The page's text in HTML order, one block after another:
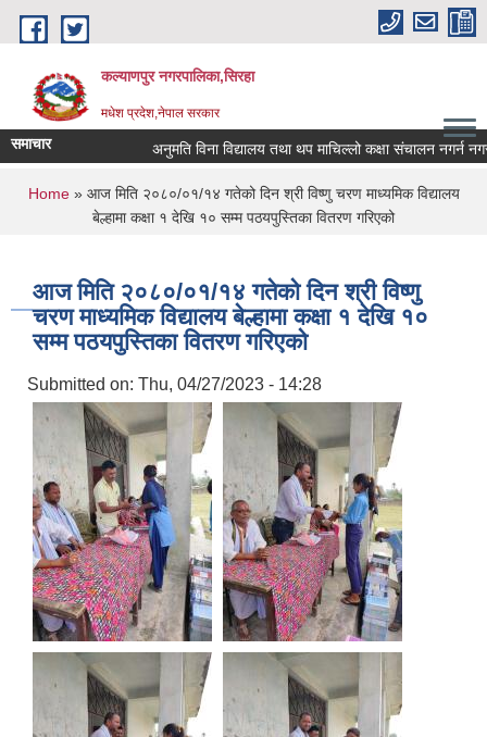
Skip to main content
कल्याणपुर नगरपालिका,सिरहा
मधेश प्रदेश,नेपाल सरकार
समाचार अनुमति विना विद्यालय तथा थप माचिल्लो कक्षा संचालन नगर्न
You are here
Home» आज मिति २०८०/०१/१४ गतेको दिन श्री विष्णु चरण माध्यमिक विद्यालय
बेल्हामा कक्षा १ देखि १० सम्म पठयपुस्तिका वितरण गरिएको
आज मिति २०८०/०१/१४ गतेको दिन श्री विष्णु
चरण माध्यमिक विद्यालय बेल्हामा कक्षा १ देखि १०
सम्म पठयपुस्तिका वितरण गरिएको
Submitted on: Thu, 04/27/2023 - 14:28